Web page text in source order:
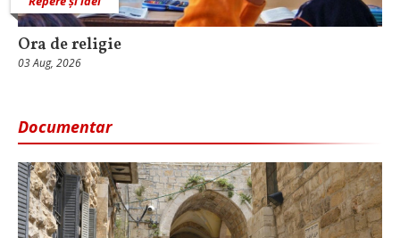
Ora de religie
03 Aug, 2026
Documentar